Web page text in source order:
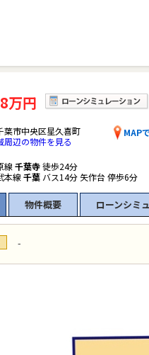
万円
葉市中央区星久喜町 MAP
周辺の物件を見る
線 千葉寺徒歩24分
本線 千葉 バス14分 矢作台 停歩6分
物件概要 ローンシミ
-